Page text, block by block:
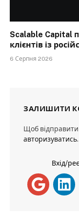
Scalable Capital
клієнтів із
6 Серпня 2026
ЗАЛИШИТИ
Щоб
авторизуватись.
Вхід/